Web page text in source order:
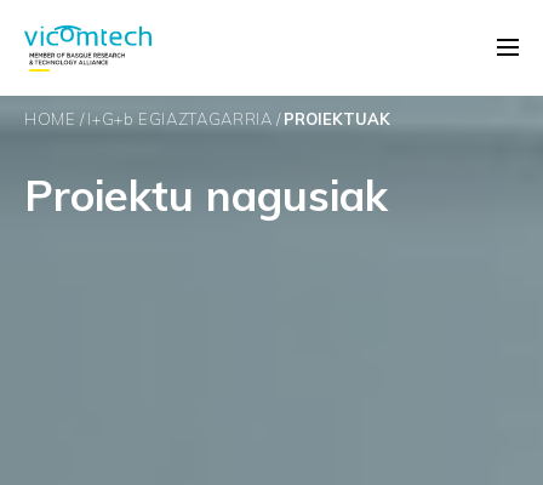
HOME I+G+b EGIAZTAGARRIA PROIEKTUAK
Proiektu nagusiak